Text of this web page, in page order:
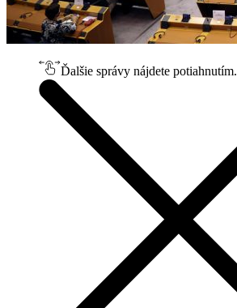
Ďalšie správy nájdete potiahnutím.